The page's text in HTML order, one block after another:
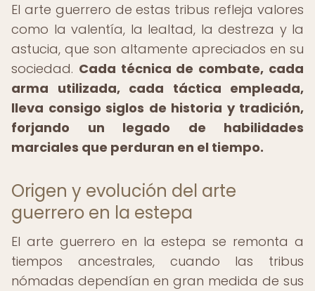
El arte guerrero de estas tribus refleja valores
como la valentía, la lealtad, la destreza y la
astucia, que son altamente apreciados en su
sociedad. Cada técnica de combate, cada
arma utilizada, cada táctica empleada,
lleva consigo siglos de historia y tradición,
forjando un legado de habilidades
marciales que perduran en el tiempo.
Origen y evolución del arte
guerrero en la estepa
El arte guerrero en la estepa se remonta a
tiempos ancestrales, cuando las tribus
nómadas dependían en gran medida de sus